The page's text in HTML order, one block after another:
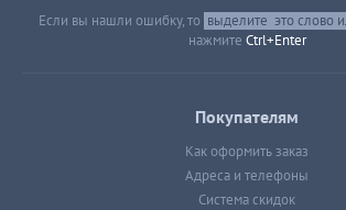
Если вы нашли ошибку, то выделите это слово
нажмите Ctrl+Enter
Покупателям
Как оформить заказ
Адреса и телефоны
Система скидок